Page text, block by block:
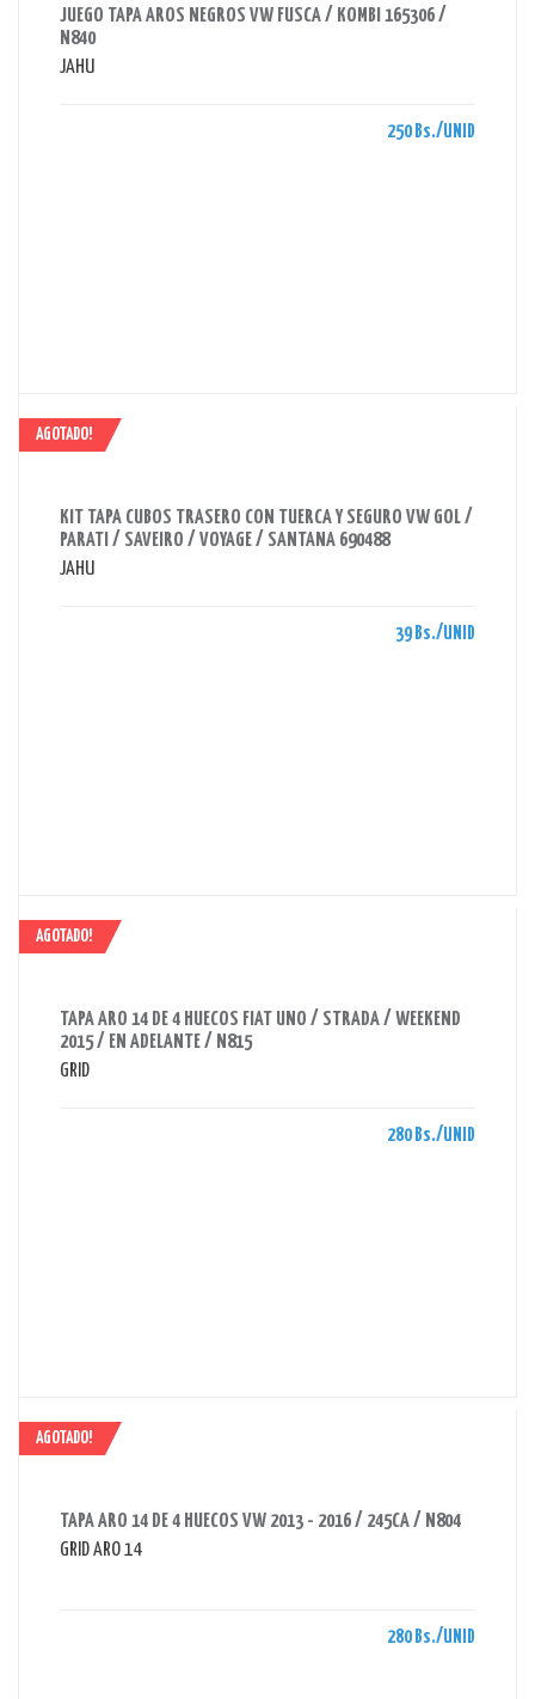
JUEGO TAPA AROS NEGROS VW FUSCA / KOMBI 165306 /
N840
JAHU
250 Bs./UNID
AGOTADO!
KIT TAPA CUBOS TRASERO CON TUERCA Y SEGURO VW GOL /
PARATI / SAVEIRO / VOYAGE / SANTANA 690488
JAHU
39 Bs./UNID
AGOTADO!
TAPA ARO 14 DE 4 HUECOS FIAT UNO / STRADA / WEEKEND
2015 / EN ADELANTE / N815
GRID
280 Bs./UNID
AGOTADO!
TAPA ARO 14 DE 4 HUECOS VW 2013 - 2016 / 245CA / N804
GRID ARO 14
280 Bs./UNID